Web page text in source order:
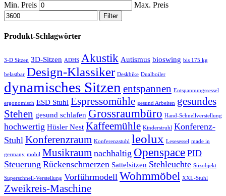
Min. Preis Max. Preis
Filter
Produkt-Schlagwörter
3-D Sitzen 3D-Sitzen ADHS Akustik Autismus bioswing bis 175 kg
belastbar Design-Klassiker Deskbike Dualboiler
dynamisches Sitzen entspannen Entspannungssessel
ergonomisch ESD Stuhl Espressomühle gesund Arbeiten gesundes
Stehen gesund schlafen Grossraumbüro Hand-Schnellverstellung
hochwertig Hüsler Nest Kaffeemühle Kinderstruhl Konferenz-
Stuhl Konferenzraum Konferenzstuhl leolux Lesesessel made in
germany mobil Musikraum nachhaltig Openspace PID
Steuerung Rückenschmerzen Sattelsitzen Stehleuchte Stizobjekt
Superschnell-Verstellung Vorführmodell Wohmmöbel XXL-Stuhl
Zweikreis-Maschine